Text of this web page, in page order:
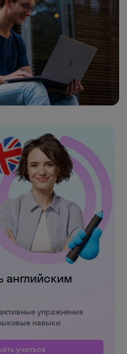
английским
упражнения
навыки
учиться